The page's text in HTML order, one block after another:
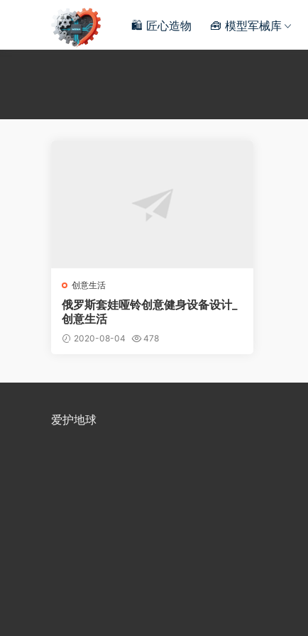
🛍️ 匠心造物 🧰 模型军械库
创意生活
俄罗斯套娃哑铃创意健身设备设计_
创意生活
2020-08-04 478
爱护地球